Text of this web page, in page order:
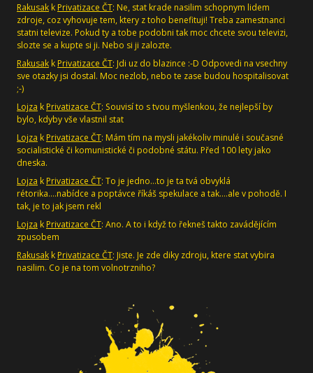
Rakusak k Privatizace ČT: Ne, stat krade nasilim schopnym lidem
zdroje, coz vyhovuje tem, ktery z toho benefituji! Treba zamestnanci
statni televize. Pokud ty a tobe podobni tak moc chcete svou televizi,
slozte se a kupte si ji. Nebo si ji zalozte.
Rakusak k Privatizace ČT: Jdi uz do blazince :-D Odpovedi na vsechny
sve otazky jsi dostal. Moc nezlob, nebo te zase budou hospitalisovat
;-)
Lojza k Privatizace ČT: Souvisí to s tvou myšlenkou, že nejlepší by
bylo, kdyby vše vlastnil stat
Lojza k Privatizace ČT: Mám tím na mysli jakékoliv minulé i současné
socialistické či komunistické či podobné státu. Před 100 lety jako
dneska.
Lojza k Privatizace ČT: To je jedno...to je ta tvá obvyklá
rétorika....nabídce a poptávce říkáš spekulace a tak....ale v pohodě. I
tak, je to jak jsem rekl
Lojza k Privatizace ČT: Ano. A to i když to řekneš takto zavádějícím
zpusobem
Rakusak k Privatizace ČT: Jiste. Je zde diky zdroju, ktere stat vybira
nasilim. Co je na tom volnotrzniho?